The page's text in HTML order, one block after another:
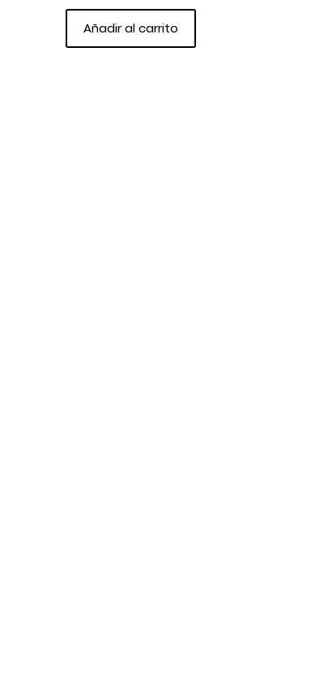
Añadir al carrito